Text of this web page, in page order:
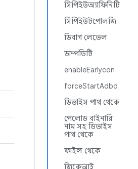
সিপিইউঅ্যাফিনিটি
সিপিইউটপোলজি
ডিবাগ লেভেল
ডাম্পডিটি
enableEarlycon
forceStartAdbd
ডিভাইস পাথ থেকে
পেলোড বাইনারি
নাম সহ ডিভাইস
পাথ থেকে
ফাইল থেকে
জিকেআই